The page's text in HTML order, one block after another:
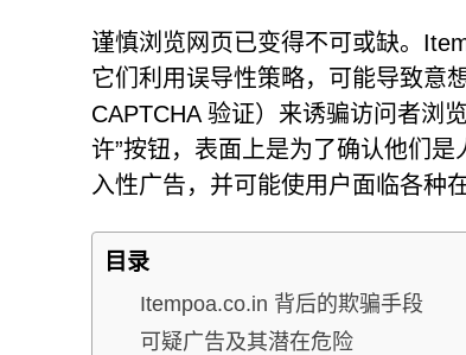
谨慎浏览网页已变得不可或缺。
它们利用误导性策略，可能导致意
CAPTCHA 验证）来诱骗访问者浏
许”按钮，表面上是为了确认他们
入性广告，并可能使用户面临各种
目录
Itempoa.co.in 背后的欺骗手段
可疑广告及其潜在危险